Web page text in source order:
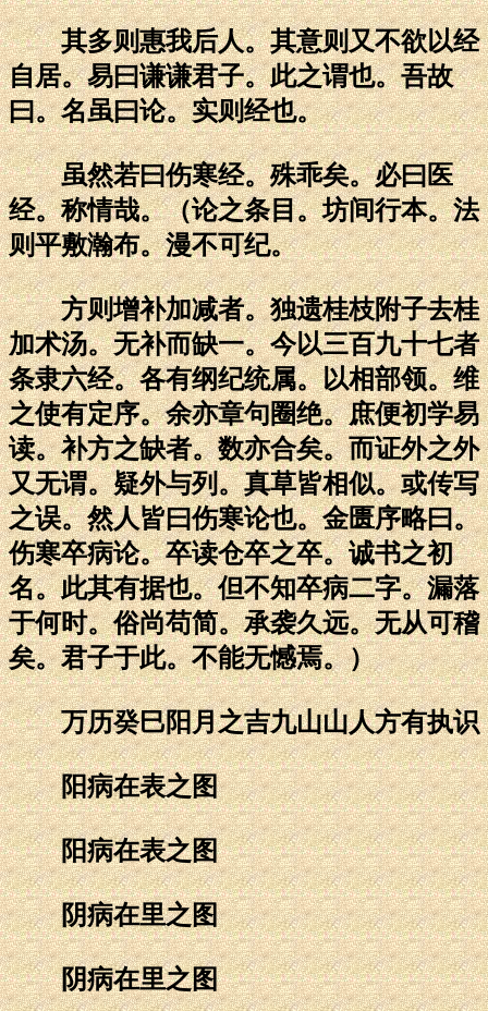
其多则惠我后人。其意则又不欲以经
自居。易曰谦谦君子。此之谓也。吾故
曰。名虽曰论。实则经也。
虽然若曰伤寒经。殊乖矣。必曰医
经。称情哉。（论之条目。坊间行本。法
则平敷瀚布。漫不可纪。
方则增补加减者。独遗桂枝附子去桂
加术汤。无补而缺一。今以三百九十七者
条隶六经。各有纲纪统属。以相部领。维
之使有定序。余亦章句圈绝。庶便初学易
读。补方之缺者。数亦合矣。而证外之外
又无谓。疑外与列。真草皆相似。或传写
之误。然人皆曰伤寒论也。金匮序略曰。
伤寒卒病论。卒读仓卒之卒。诚书之初
名。此其有据也。但不知卒病二字。漏落
于何时。俗尚苟简。承袭久远。无从可稽
矣。君子于此。不能无憾焉。）
万历癸巳阳月之吉九山山人方有执识
阳病在表之图
阳病在表之图
阴病在里之图
阴病在里之图